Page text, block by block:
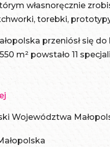
własnoręcznie
torebki,
przeniósł się
m² powstało 11
Województwa